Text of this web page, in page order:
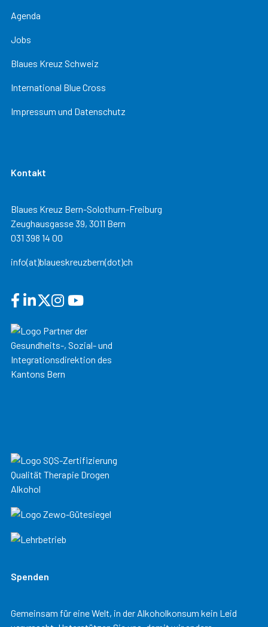
Agenda
Jobs
Blaues Kreuz Schweiz
International Blue Cross
Impressum und Datenschutz
Kontakt
Blaues Kreuz Bern-Solothurn-Freiburg
Zeughausgasse 39, 3011 Bern
031 398 14 00
info(at)blaueskreuzbern(dot)ch
Spenden
Gemeinsam für eine Welt, in der Alkoholkonsum kein Leid